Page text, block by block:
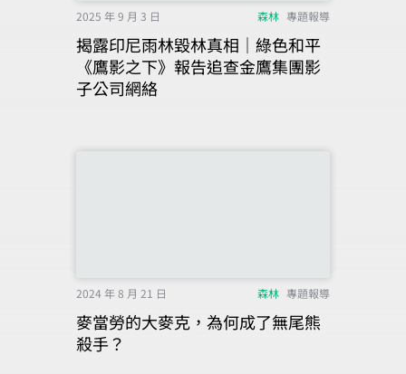
2025 年 9 月 3 日 森林 專題報導
揭露印尼雨林毀林真相｜綠色和平
《鷹影之下》報告追查金鷹集團影
子公司網絡
2024 年 8 月 21 日 森林 專題報導
麥當勞的大麥克，為何成了無尾熊
殺手？